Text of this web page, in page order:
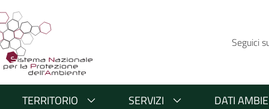
Seguici
TERRITORIO SERVIZI
DATI